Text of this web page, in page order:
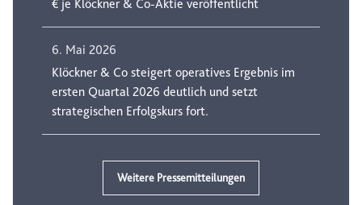
€ je Klöckner & Co-Aktie veröffentlicht
6. Mai 2026
Klöckner & Co steigert operatives Ergebnis im
ersten Quartal 2026 deutlich und setzt
strategischen Erfolgskurs fort.
Weitere Pressemitteilungen